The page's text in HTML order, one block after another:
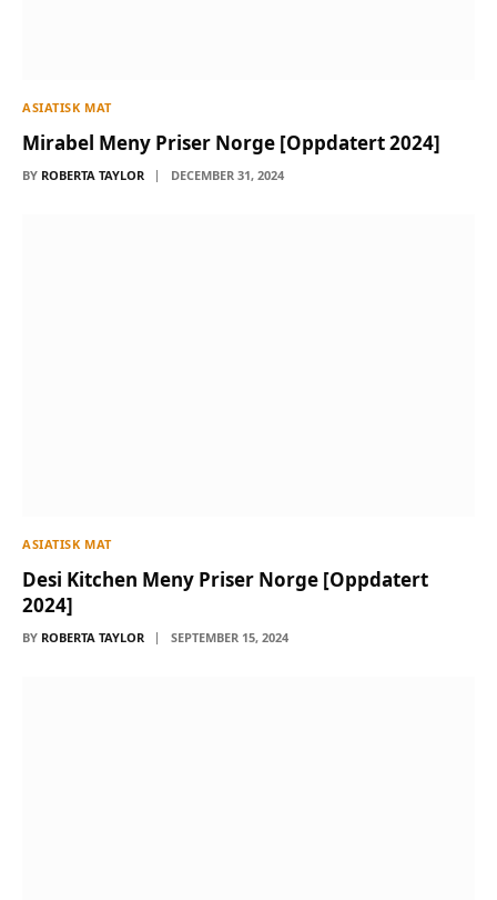
ASIATISK MAT
Mirabel Meny Priser Norge [Oppdatert 2024]
BY ROBERTA TAYLOR DECEMBER 31, 2024
ASIATISK MAT
Desi Kitchen Meny Priser Norge [Oppdatert
2024]
BY ROBERTA TAYLOR SEPTEMBER 15, 2024